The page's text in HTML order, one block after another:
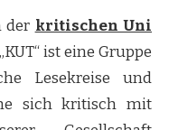
der kritischen Uni
ist eine Gruppe
Lesekreise und
sich kritisch mit